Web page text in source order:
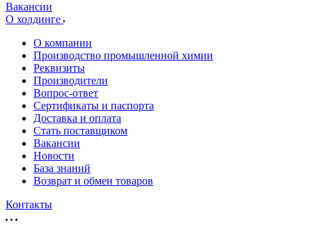
Вакансии
О холдинге
О компании
Производство промышленной химии
Реквизиты
Производители
Вопрос-ответ
Сертификаты и паспорта
Доставка и оплата
Стать поставщиком
Вакансии
Новости
База знаний
Возврат и обмен товаров
Контакты